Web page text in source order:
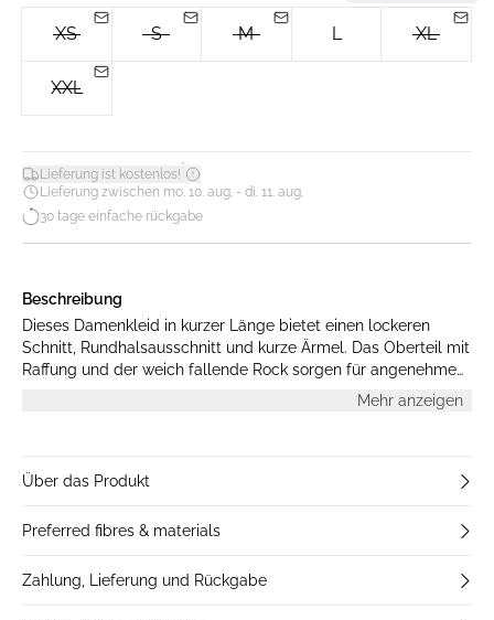
XS S M L XL
XXL
Lieferung ist kostenlos!*
Lieferung zwischen mo. 10. aug. - di. 11. aug.
30 tage einfache rückgabe
Beschreibung
Dieses Damenkleid in kurzer Länge bietet einen lockeren
Schnitt, Rundhalsausschnitt und kurze Ärmel. Das Oberteil mit
Raffung und der weich fallende Rock sorgen für angenehmen
Mehr anzeigen
Über das Produkt
Preferred fibres & materials
Zahlung, Lieferung und Rückgabe